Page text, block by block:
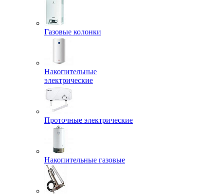
Газовые колонки
Накопительные
электрические
Проточные электрические
Накопительные газовые